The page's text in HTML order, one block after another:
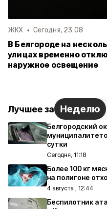
ЖКХ Сегодня, 23:08
В Белгороде на
улицах временно
наружное освещение
Лучшее за Неделю
Белгородский
сутки
Сегодня, 11:18
Более 100 кг
на полигоне
4 августа , 12:44
Беспилотник